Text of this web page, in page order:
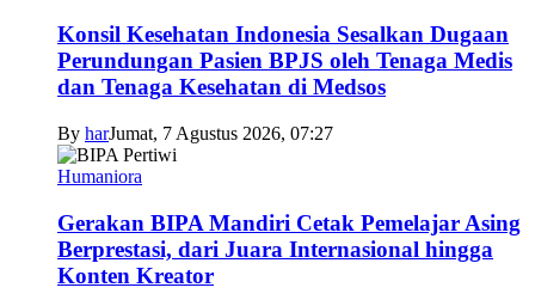
Konsil Kesehatan Indonesia Sesalkan Dugaan
Perundungan Pasien BPJS oleh Tenaga Medis
dan Tenaga Kesehatan di Medsos
By harJumat, 7 Agustus 2026, 07:27
Humaniora
Gerakan BIPA Mandiri Cetak Pemelajar Asing
Berprestasi, dari Juara Internasional hingga
Konten Kreator